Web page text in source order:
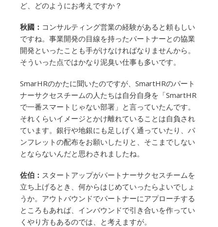
ど、どのようにお考えですか？
秋國： コンサルティング営業の経験があると頼もしい
ですね。事業開発の目線を持ったパートナーとの協業
開発といったことも手がけなければなりませんから。
そういった点ではかなり泥臭い仕事も多いです。
SmarHRのかたに聞いたのですが、SmartHRのパート
ナーサクセスチームの人たちは自分自身を「SmartHR
で一番スマートじゃない部署」と言っていたんです。
それくらいイメージとかけ離れていることは自負され
ています。銀行や地銀にも足しげく通っていたり、パ
ンフレットの配布をお願いしたりと、そこまでしない
とならないんだと思わされましたね。
佐伯： スタートアップがパートナーサクセスチームを
立ち上げるとき、何からはじめていったらよいでしょ
うか。アウトバウンドでパートナーにアプローチする
ところもあれば、インバウンドで引き合いを作ってい
くやり方もあるのでは、と考えますが。